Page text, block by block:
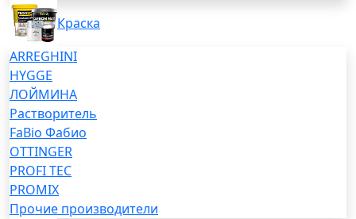
Краска
ARREGHINI
HYGGE
ЛОЙМИНА
Растворитель
FaBio Фабио
OTTINGER
PROFI TEC
PROMIX
Прочие производители